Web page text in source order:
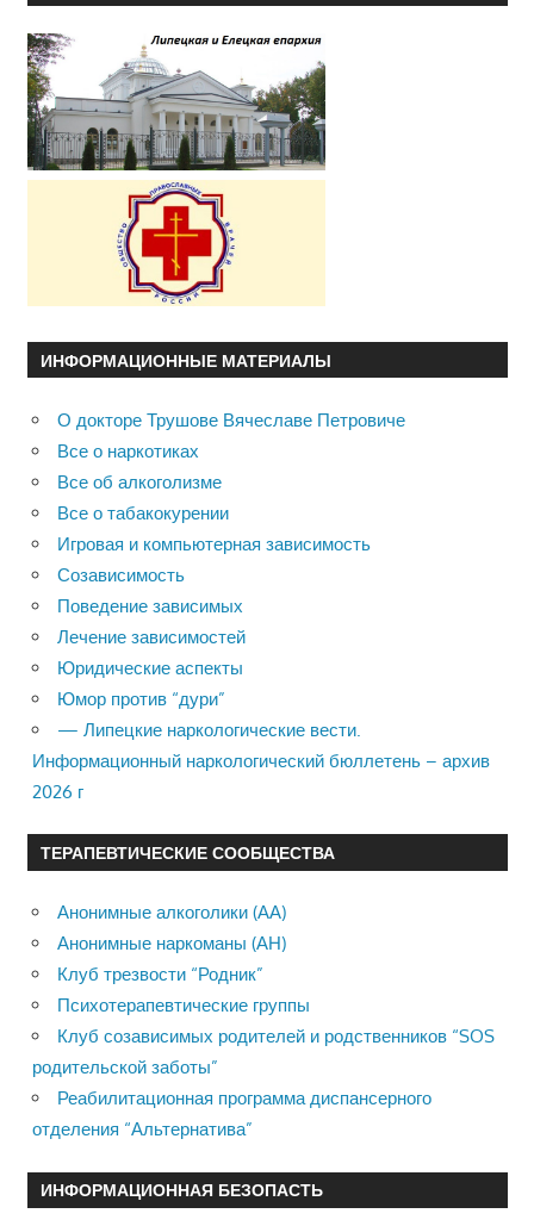
ИНФОРМАЦИОННЫЕ МАТЕРИАЛЫ
О докторе Трушове Вячеславе Петровиче
Все о наркотиках
Все об алкоголизме
Все о табакокурении
Игровая и компьютерная зависимость
Созависимость
Поведение зависимых
Лечение зависимостей
Юридические аспекты
Юмор против “дури”
— Липецкие наркологические вести.
Информационный наркологический бюллетень – архив
2026 г
ТЕРАПЕВТИЧЕСКИЕ СООБЩЕСТВА
Анонимные алкоголики (АА)
Анонимные наркоманы (АН)
Клуб трезвости “Родник”
Психотерапевтические группы
Клуб созависимых родителей и родственников “SOS
родительской заботы”
Реабилитационная программа диспансерного
отделения “Альтернатива”
ИНФОРМАЦИОННАЯ БЕЗОПАСТЬ